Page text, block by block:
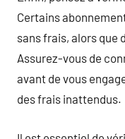
Certains
sans frais, alors que
Assurez-vous de
avant de vous
des frais inattendus.